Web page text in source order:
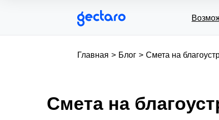
Главная > Блог > Смета на
Смета на